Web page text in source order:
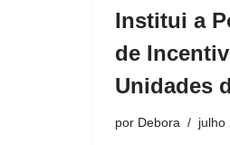
Institui a
de
Unidades
por Debora julho